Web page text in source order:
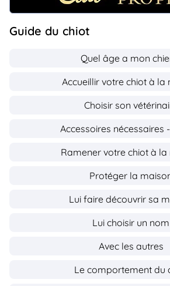
Guide du chiot
Quel âge a mon
Accueillir votre chiot à la
Choisir son
Accessoires nécessaires
Ramener votre chiot à la
Protéger la
Lui faire découvrir sa
Lui choisir un nom
Avec les autres
Le comportement du